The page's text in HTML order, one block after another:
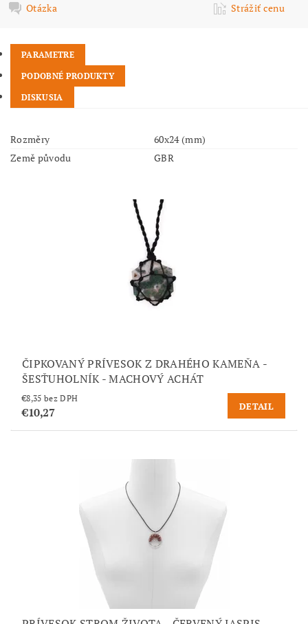
Otázka
Strážiť cenu
PARAMETRE
PODOBNÉ PRODUKTY
DISKUSIA
Rozměry
60x24 (mm)
Země původu
GBR
ČIPKOVANÝ PRÍVESOK Z DRAHÉHO KAMEŇA -
ŠESŤUHOLNÍK - MACHOVÝ ACHÁT
€8,35 bez DPH
€10,27 DETAIL